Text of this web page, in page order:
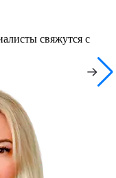
свяжутся с